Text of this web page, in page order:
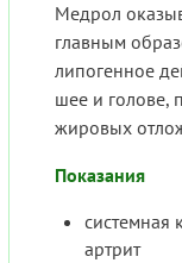
Медрол
главным
липогенное
шее и голове,
жировых
Показания
системная
артрит